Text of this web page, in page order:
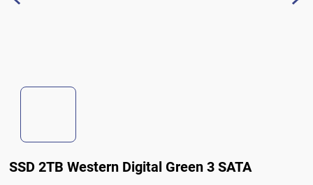
SSD 2TB Western Digital Green 3 SATA